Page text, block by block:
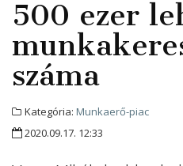
500 ezer
száma
Kategória: Munkaerő-piac
2020.09.17. 12:33